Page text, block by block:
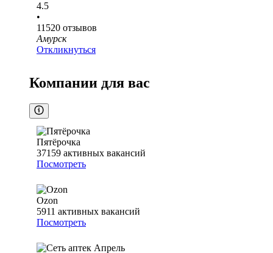
4.5
•
11520 отзывов
Амурск
Откликнуться
Компании для вас
Пятёрочка
37159 активных вакансий
Посмотреть
Ozon
5911 активных вакансий
Посмотреть